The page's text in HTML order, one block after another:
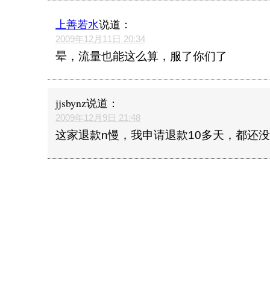
上善若水说道：
2009年12月11日 20:34
晕，流量也能这么算，服了你们了
jjsbynz说道：
2009年12月9日 21:48
这家退款n慢，我申请退款10多天，都还